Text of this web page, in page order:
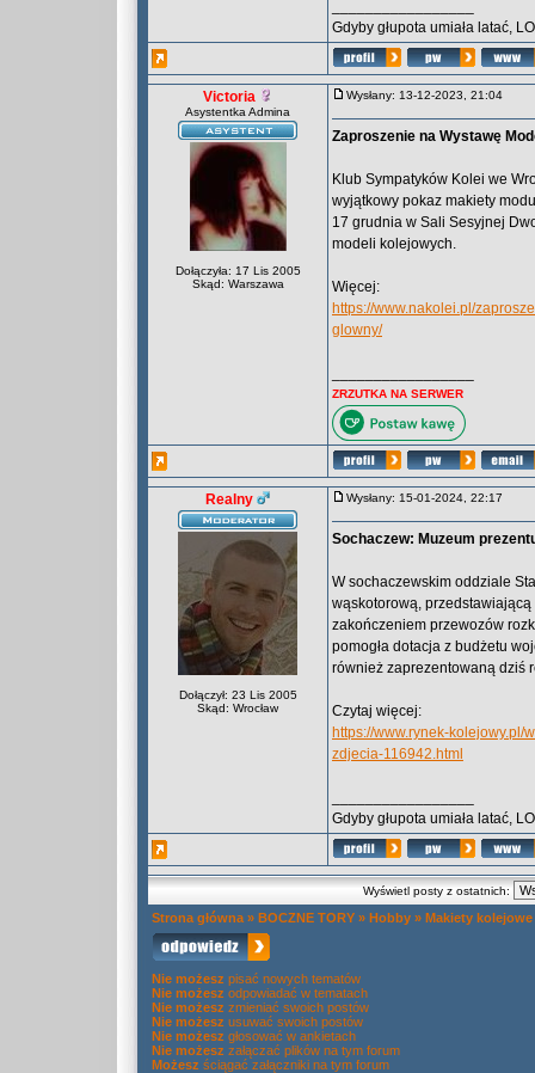
Gdyby głupota umiała latać,
Victoria
Asystentka Admina
Dołączyła: 17 Lis 2005
Skąd: Warszawa
Wysłany: 13-12-2023, 21:04
Zaproszenie na Wystawę
Klub Sympatyków Kolei we
wyjątkowy pokaz makiety
17 grudnia w Sali Sesyjnej
modeli kolejowych.
Więcej:
https://www.nakolei.pl/
glowny/
ZRZUTKA NA SERWER
Realny
Dołączył: 23 Lis 2005
Skąd: Wrocław
Wysłany: 15-01-2024, 22:17
Sochaczew: Muzeum
W sochaczewskim oddziale
wąskotorową,
zakończeniem przewozów
pomogła dotacja z budżetu
również zaprezentowaną dziś
Czytaj więcej:
https://www.rynek-
zdjecia-116942.html
Gdyby głupota umiała latać,
Wyświetl posty z ostatnich:
Strona główna » BOCZNE TORY » Hobby » Makiety kolejowe
Nie możesz pisać nowych tematów
Nie możesz odpowiadać w tematach
Nie możesz zmieniać swoich postów
Nie możesz usuwać swoich postów
Nie możesz głosować w ankietach
Nie możesz załączać plików na tym forum
Możesz ściągać załączniki na tym forum